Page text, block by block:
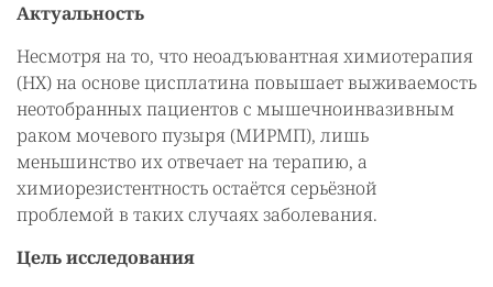
Актуальность
Несмотря на то, что неоадъювантная химиотерапия
(НХ) на основе цисплатина повышает выживаемость
неотобранных пациентов с мышечноинвазивным
раком мочевого пузыря (МИРМП), лишь
меньшинство их отвечает на терапию, а
химиорезистентность остаётся серьёзной
проблемой в таких случаях заболевания.
Цель исследования